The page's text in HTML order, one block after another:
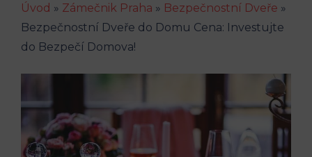
Úvod » Zámečnik Praha » Bezpečnostní Dveře »
Bezpečnostní Dveře do Domu Cena: Investujte
do Bezpečí Domova!